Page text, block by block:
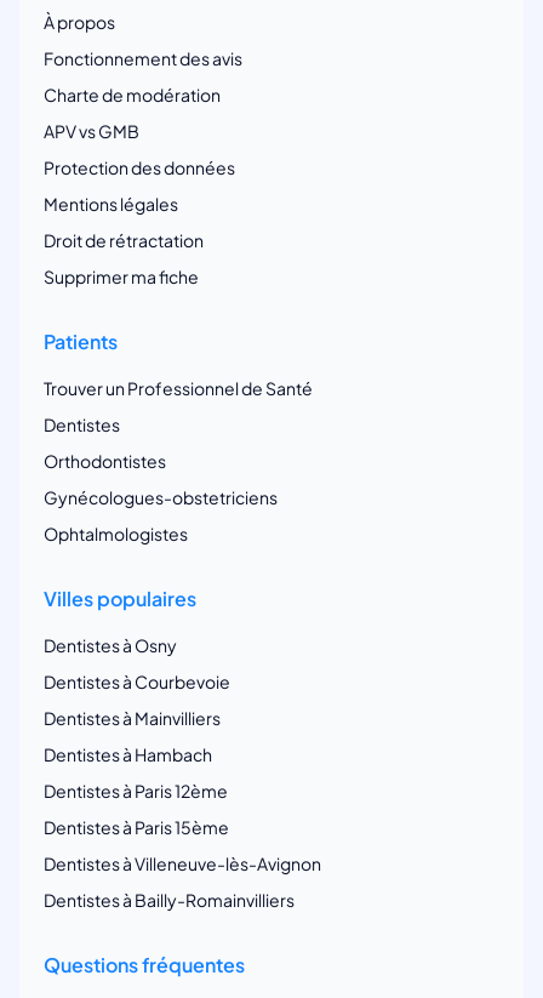
À propos
Fonctionnement des avis
Charte de modération
APV vs GMB
Protection des données
Mentions légales
Droit de rétractation
Supprimer ma fiche
Patients
Trouver un Professionnel de Santé
Dentistes
Orthodontistes
Gynécologues-obstetriciens
Ophtalmologistes
Villes populaires
Dentistes à Osny
Dentistes à Courbevoie
Dentistes à Mainvilliers
Dentistes à Hambach
Dentistes à Paris 12ème
Dentistes à Paris 15ème
Dentistes à Villeneuve-lès-Avignon
Dentistes à Bailly-Romainvilliers
Questions fréquentes